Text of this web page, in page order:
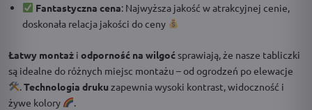
Fantastyczna cena: Najwyższa jakość w atrakcyjnej cenie,
doskonała relacja jakości do ceny
Łatwy montaż i odporność na wilgoćsprawiają, że nasze tabliczki
są idealne do różnych miejsc montażu – od ogrodzeń po elewacje
.Technologia drukuzapewnia wysoki kontrast, widoczność i
żywe kolory
.